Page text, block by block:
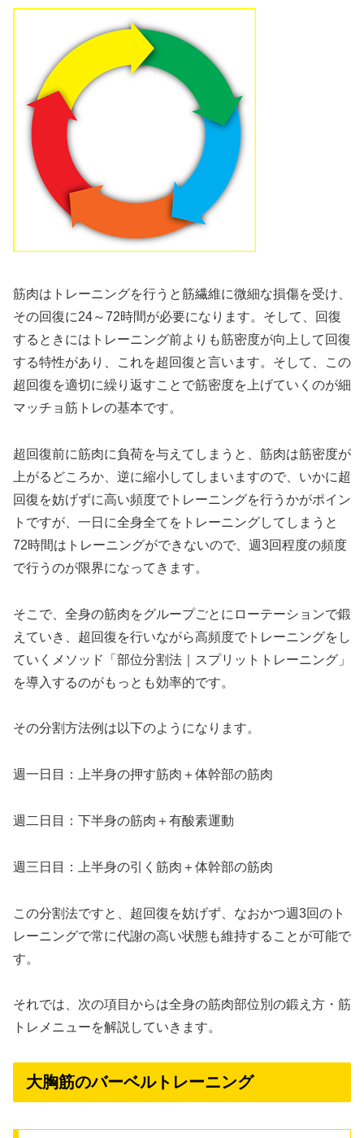
筋肉はトレーニングを行うと筋繊維に微細な損傷を受け、
その回復に24～72時間が必要になります。そして、回復
するときにはトレーニング前よりも筋密度が向上して回復
する特性があり、これを超回復と言います。そして、この
超回復を適切に繰り返すことで筋密度を上げていくのが細
マッチョ筋トレの基本です。
超回復前に筋肉に負荷を与えてしまうと、筋肉は筋密度が
上がるどころか、逆に縮小してしまいますので、いかに超
回復を妨げずに高い頻度でトレーニングを行うかがポイン
トですが、一日に全身全てをトレーニングしてしまうと
72時間はトレーニングができないので、週3回程度の頻度
で行うのが限界になってきます。
そこで、全身の筋肉をグループごとにローテーションで鍛
えていき、超回復を行いながら高頻度でトレーニングをし
ていくメソッド「部位分割法｜スプリットトレーニング」
を導入するのがもっとも効率的です。
その分割方法例は以下のようになります。
週一日目：上半身の押す筋肉＋体幹部の筋肉
週二日目：下半身の筋肉＋有酸素運動
週三日目：上半身の引く筋肉＋体幹部の筋肉
この分割法ですと、超回復を妨げず、なおかつ週3回のト
レーニングで常に代謝の高い状態も維持することが可能で
す。
それでは、次の項目からは全身の筋肉部位別の鍛え方・筋
トレメニューを解説していきます。
大胸筋のバーベルトレーニング